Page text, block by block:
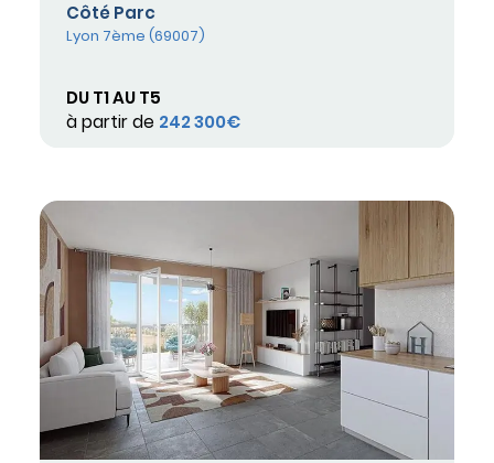
Côté Parc
Lyon 7ème (69007)
DU T1 AU T5
à partir de 242 300€